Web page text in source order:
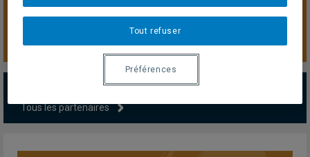
SOUTENIR LA CHAIRE
PARTENAIRES MAJEURS
Tous les partenaires
Tout refuser
Préférences